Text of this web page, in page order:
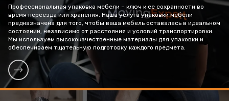
Профессиональная упаковка мебели – ключ к ее сохранности во
время переезда или хранения. Наша услуга упаковки мебели
предназначена для того, чтобы ваша мебель оставалась в идеальном
состоянии, независимо от расстояния и условий транспортировки.
Мы используем высококачественные материалы для упаковки и
обеспечиваем тщательную подготовку каждого предмета.